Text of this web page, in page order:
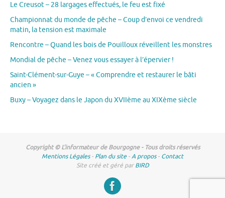
Le Creusot – 28 largages effectués, le feu est fixé
Championnat du monde de pêche – Coup d’envoi ce vendredi
matin, la tension est maximale
Rencontre – Quand les bois de Pouilloux réveillent les monstres
Mondial de pêche – Venez vous essayer à l’épervier !
Saint-Clément-sur-Guye – « Comprendre et restaurer le bâti
ancien »
Buxy – Voyagez dans le Japon du XVIIème au XIXème siècle
Copyright © L'informateur de Bourgogne - Tous droits réservés
Mentions Légales- Plan du site -A propos- Contact
Site créé et géré parBIRD